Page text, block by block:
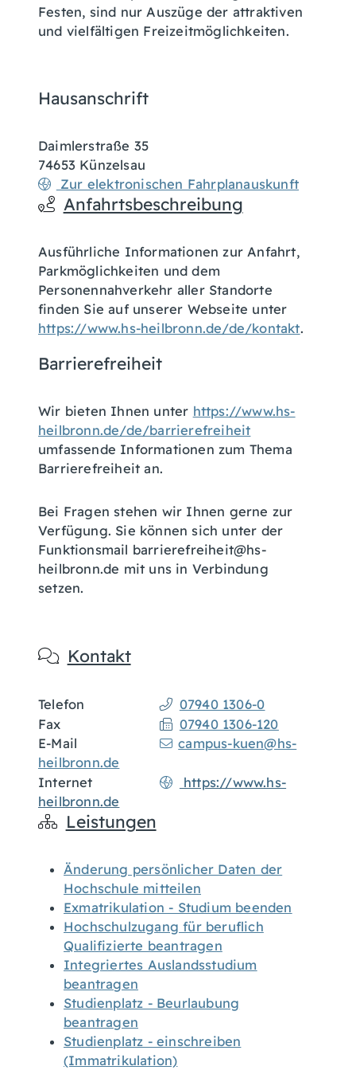
Festen, sind nur Auszüge der attraktiven
und vielfältigen Freizeitmöglichkeiten.
Hausanschrift
Daimlerstraße 35
74653 Künzelsau
Zur elektronischen Fahrplanauskunft
Anfahrtsbeschreibung
Ausführliche Informationen zur Anfahrt,
Parkmöglichkeiten und dem
Personennahverkehr aller Standorte
finden Sie auf unserer Webseite unter
https://www.hs-heilbronn.de/de/kontakt.
Barrierefreiheit
Wir bieten Ihnen unter https://www.hs-
heilbronn.de/de/barrierefreiheit
umfassende Informationen zum Thema
Barrierefreiheit an.
Bei Fragen stehen wir Ihnen gerne zur
Verfügung. Sie können sich unter der
Funktionsmail barrierefreiheit@hs-
heilbronn.de mit uns in Verbindung
setzen.
Kontakt
Telefon
07940 1306-0
Fax
07940 1306-120
E-Mail
campus-kuen@hs-
heilbronn.de
Internet
https://www.hs-
heilbronn.de
Leistungen
Änderung persönlicher Daten der
Hochschule mitteilen
Exmatrikulation - Studium beenden
Hochschulzugang für beruflich
Qualifizierte beantragen
Integriertes Auslandsstudium
beantragen
Studienplatz - Beurlaubung
beantragen
Studienplatz - einschreiben
(Immatrikulation)